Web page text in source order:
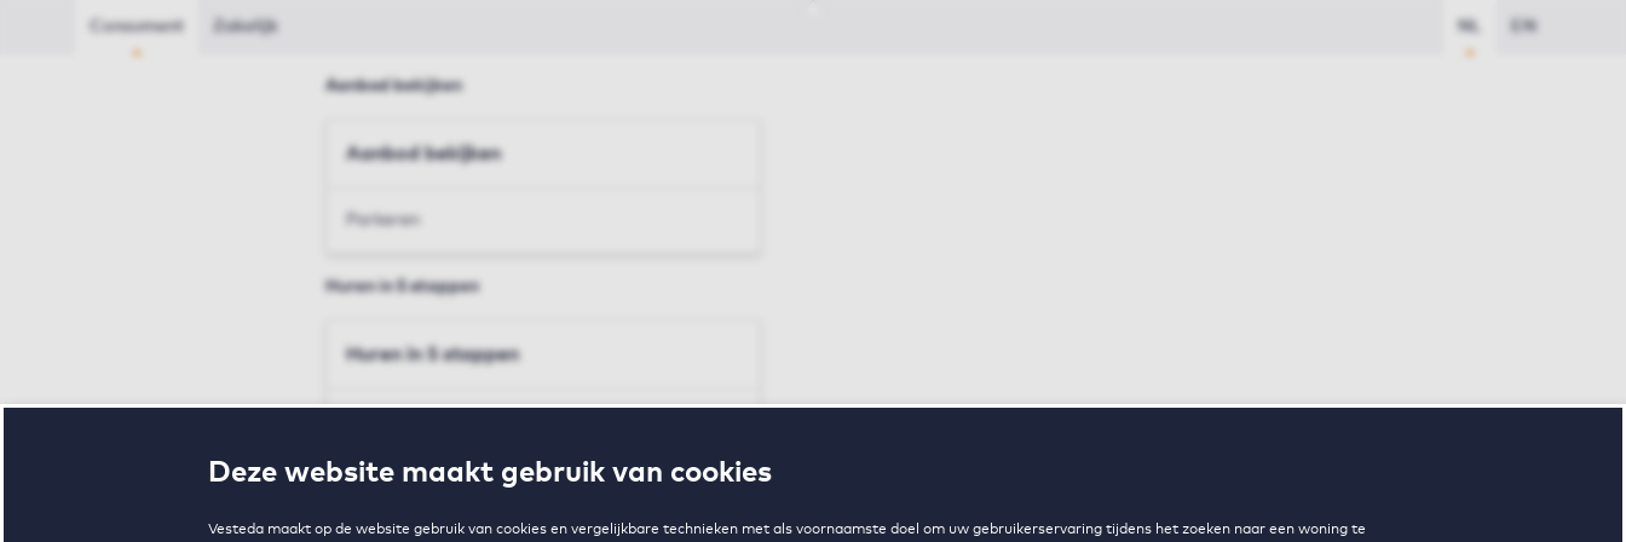
Deze website maakt gebruik van cookies
Vesteda maakt op de website gebruik van cookies en vergelijkbare technieken met als voornaamste doel om uw gebruikerservaring tijdens het zoeken naar een woning te
Consument Zakelijk NL EN
Aanbod bekijken
Aanbod bekijken
Parkeren
Huren in 5 stappen
Huren in 5 stappen
Voorwaarden en toewijzing